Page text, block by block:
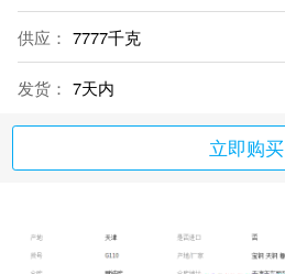
供应： 7777千克
发货： 7天内
立即购买